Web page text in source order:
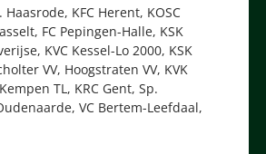
Haasrode, KFC Herent, KOSC
FC Pepingen-Halle, KSK
KVC Kessel-Lo 2000, KSK
VV, Hoogstraten VV, KVK
TL, KRC Gent, Sp.
VC Bertem-Leefdaal,